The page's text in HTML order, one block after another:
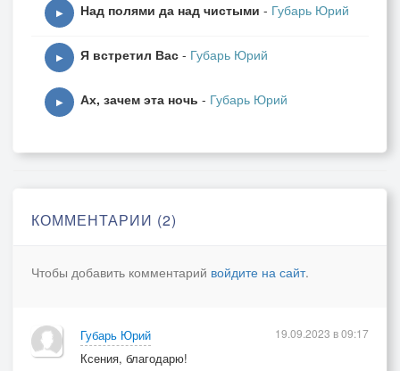
Равная сыщется ей.
Честью клянусь я своей.
Ах, прерви же свой сладкий сон,
Выйди, милая, на балкон!
▶ Над полями да над чистыми - Губарь Юрий
▶ Я встретил Вас - Губарь Юрий
▶ Ах, зачем эта ночь - Губарь Юрий
КОММЕНТАРИИ (2)
Чтобы добавить комментарий войдите на сайт.
Губарь Юрий
Ксения, благодарю!
19.09.2023 в 09:17